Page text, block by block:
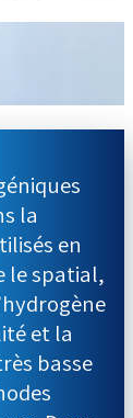
la
en
le spatial,
et la
basse